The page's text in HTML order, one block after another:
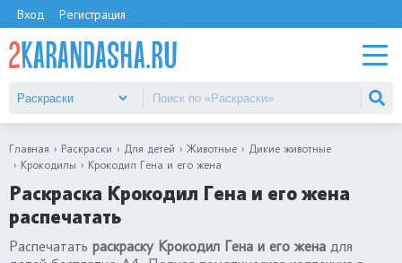
Вход Регистрация
Главная Раскраски Для детей Животные
Дикие животные
Крокодилы
Крокодил Гена и его жена
Раскраска Крокодил Гена и его жена
распечатать
Распечатать раскраску Крокодил Гена и его жена для